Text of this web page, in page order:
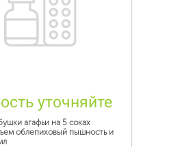
уточняйте
агафьи на 5 соках
облепиховый пышность и